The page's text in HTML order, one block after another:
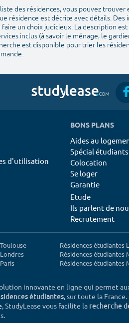
des résidences, vous pouvez
résidence est décrite avec détails.
un choix judicieux. La description
inclus (à savoir le ménage, le
est disponible pour trier les
d'utilisation
BONS PLANS
Aides au
Spécial étudiants
Colocation
Se loger
Garantie
Etude
Ils parlent de
Recrutement
Résidences étudiantes
Résidences étudiantes
Résidences étudiantes
innovante en ligne qui permet
étudiantes, sur toute la
, StudyLease vous facilite la recherche